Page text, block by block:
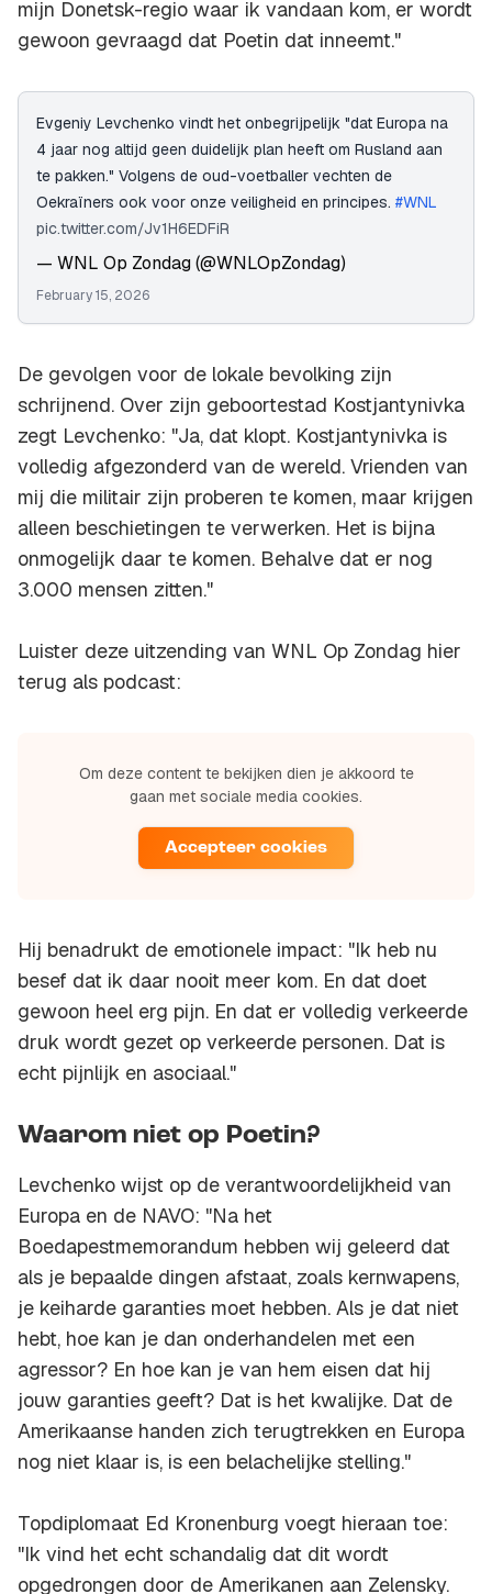
mijn Donetsk-regio waar ik vandaan kom, er wordt
gewoon gevraagd dat Poetin dat inneemt."
Evgeniy Levchenko vindt het onbegrijpelijk "dat Europa na
4 jaar nog altijd geen duidelijk plan heeft om Rusland aan
te pakken." Volgens de oud-voetballer vechten de
Oekraïners ook voor onze veiligheid en principes. #WNL
pic.twitter.com/Jv1H6EDFiR
— WNL Op Zondag (@WNLOpZondag)
February 15, 2026
De gevolgen voor de lokale bevolking zijn
schrijnend. Over zijn geboortestad Kostjantynivka
zegt Levchenko: "Ja, dat klopt. Kostjantynivka is
volledig afgezonderd van de wereld. Vrienden van
mij die militair zijn proberen te komen, maar krijgen
alleen beschietingen te verwerken. Het is bijna
onmogelijk daar te komen. Behalve dat er nog
3.000 mensen zitten."
Luister deze uitzending van WNL Op Zondag hier
terug als podcast:
Om deze content te bekijken dien je akkoord te
gaan met sociale media cookies.
Accepteer cookies
Hij benadrukt de emotionele impact: "Ik heb nu
besef dat ik daar nooit meer kom. En dat doet
gewoon heel erg pijn. En dat er volledig verkeerde
druk wordt gezet op verkeerde personen. Dat is
echt pijnlijk en asociaal."
Waarom niet op Poetin?
Levchenko wijst op de verantwoordelijkheid van
Europa en de NAVO: "Na het
Boedapestmemorandum hebben wij geleerd dat
als je bepaalde dingen afstaat, zoals kernwapens,
je keiharde garanties moet hebben. Als je dat niet
hebt, hoe kan je dan onderhandelen met een
agressor? En hoe kan je van hem eisen dat hij
jouw garanties geeft? Dat is het kwalijke. Dat de
Amerikaanse handen zich terugtrekken en Europa
nog niet klaar is, is een belachelijke stelling."
Topdiplomaat Ed Kronenburg voegt hieraan toe:
"Ik vind het echt schandalig dat dit wordt
opgedrongen door de Amerikanen aan Zelensky.